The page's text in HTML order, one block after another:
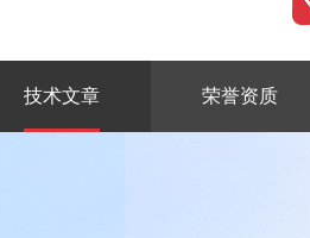
技术文章 荣誉资质